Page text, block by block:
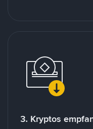
3. Kryptos